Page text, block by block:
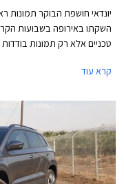
השקתו באירופה בשבועות
טכניים אלא רק תמונות
קרא עוד